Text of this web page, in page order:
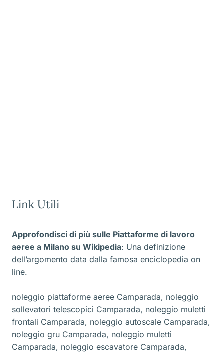
Link Utili
Approfondisci di più sulle Piattaforme di lavoro
aeree a Milano su Wikipedia: Una definizione
dell’argomento data dalla famosa enciclopedia on
line.
noleggio piattaforme aeree Camparada, noleggio
sollevatori telescopici Camparada, noleggio muletti
frontali Camparada, noleggio autoscale Camparada,
noleggio gru Camparada, noleggio muletti
Camparada, noleggio escavatore Camparada,